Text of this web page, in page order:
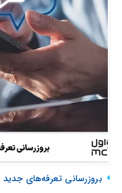
بروزرسانی تعرفه‌های